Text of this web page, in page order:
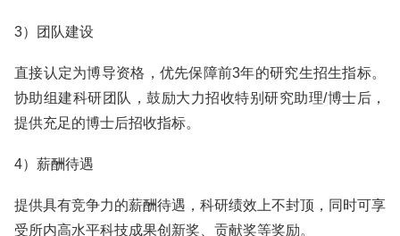
3）团队建设
直接认定为博导资格，优先保障前3年的研究生招生指标。
协助组建科研团队，鼓励大力招收特别研究助理/博士后，
提供充足的博士后招收指标。
4）薪酬待遇
提供具有竞争力的薪酬待遇，科研绩效上不封顶，同时可享
受所内高水平科技成果创新奖、贡献奖等奖励。